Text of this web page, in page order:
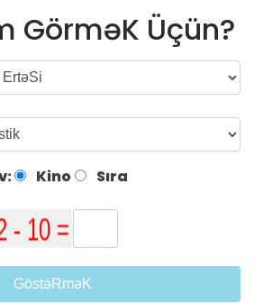
GörməK Üçün?
Kino Sıra
GöstəRməK